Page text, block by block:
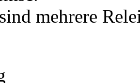
mehrere